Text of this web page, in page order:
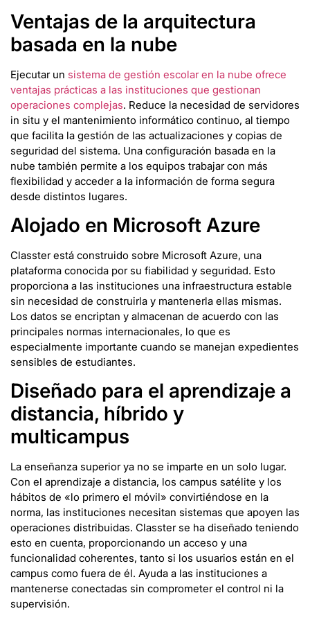
Ventajas de la arquitectura
basada en la nube
Ejecutar un sistema de gestión escolar en la nube ofrece
ventajas prácticas a las instituciones que gestionan
operaciones complejas. Reduce la necesidad de servidores
in situ y el mantenimiento informático continuo, al tiempo
que facilita la gestión de las actualizaciones y copias de
seguridad del sistema. Una configuración basada en la
nube también permite a los equipos trabajar con más
flexibilidad y acceder a la información de forma segura
desde distintos lugares.
Alojado en Microsoft Azure
Classter está construido sobre Microsoft Azure, una
plataforma conocida por su fiabilidad y seguridad. Esto
proporciona a las instituciones una infraestructura estable
sin necesidad de construirla y mantenerla ellas mismas.
Los datos se encriptan y almacenan de acuerdo con las
principales normas internacionales, lo que es
especialmente importante cuando se manejan expedientes
sensibles de estudiantes.
Diseñado para el aprendizaje a
distancia, híbrido y
multicampus
La enseñanza superior ya no se imparte en un solo lugar.
Con el aprendizaje a distancia, los campus satélite y los
hábitos de «lo primero el móvil» convirtiéndose en la
norma, las instituciones necesitan sistemas que apoyen las
operaciones distribuidas. Classter se ha diseñado teniendo
esto en cuenta, proporcionando un acceso y una
funcionalidad coherentes, tanto si los usuarios están en el
campus como fuera de él. Ayuda a las instituciones a
mantenerse conectadas sin comprometer el control ni la
supervisión.